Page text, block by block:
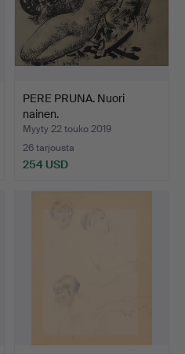
PERE PRUNA. Nuori
nainen.
Myyty 22 touko 2019
26 tarjousta
254 USD